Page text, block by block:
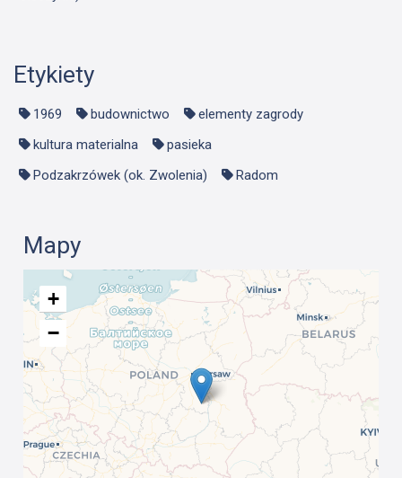
Etykiety
1969 budownictwo
elementy zagrody
kultura materialna
pasieka
Podzakrzówek (ok. Zwolenia)
Radom
Mapy
+
−